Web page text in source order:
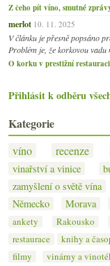
Z čeho pít víno, smutné
merlot 10. 11. 2025
V článku je přesně popsáno
Problém je, že korkovou
O korku v prestižní restauraci
Přihlásit k odběru
Kategorie
víno recenze
vinařství a vinice
zamyšlení o světě vína
Německo
Morava
ankety
Rakousko
restaurace
knihy a
filmy
vinárny a